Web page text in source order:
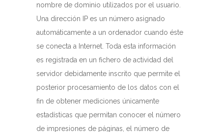
nombre de dominio utilizados por el usuario.
Una dirección IP es un número asignado
automáticamente a un ordenador cuando éste
se conecta a Internet. Toda esta información
es registrada en un fichero de actividad del
servidor debidamente inscrito que permite el
posterior procesamiento de los datos con el
fin de obtener mediciones únicamente
estadísticas que permitan conocer el número
de impresiones de páginas, el número de